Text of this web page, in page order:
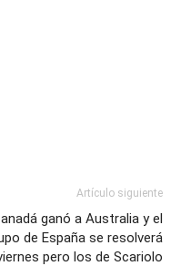
Artículo siguiente
ganó a Australia y el
de España se resolverá
pero los de Scariolo